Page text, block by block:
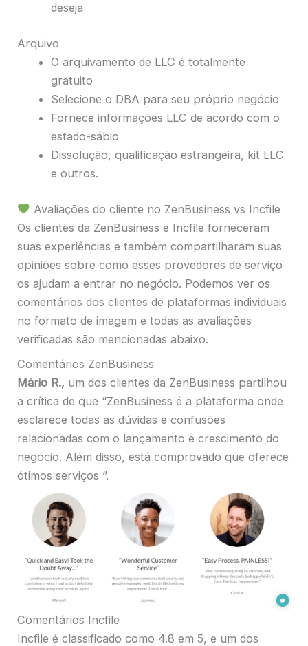
deseja
Arquivo
O arquivamento de LLC é totalmente
gratuito
Selecione o DBA para seu próprio negócio
Fornece informações LLC de acordo com o
estado-sábio
Dissolução, qualificação estrangeira, kit LLC
e outros.
Avaliações do cliente no ZenBusiness vs Incfile
Os clientes da ZenBusiness e Incfile forneceram
suas experiências e também compartilharam suas
opiniões sobre como esses provedores de serviço
os ajudam a entrar no negócio. Podemos ver os
comentários dos clientes de plataformas individuais
no formato de imagem e todas as avaliações
verificadas são mencionadas abaixo.
Comentários ZenBusiness
Mário R., um dos clientes da ZenBusiness partilhou
a crítica de que “ZenBusiness é a plataforma onde
esclarece todas as dúvidas e confusões
relacionadas com o lançamento e crescimento do
negócio. Além disso, está comprovado que oferece
ótimos serviços ”.
Comentários Incfile
Incfile é classificado como 4.8 em 5, e um dos